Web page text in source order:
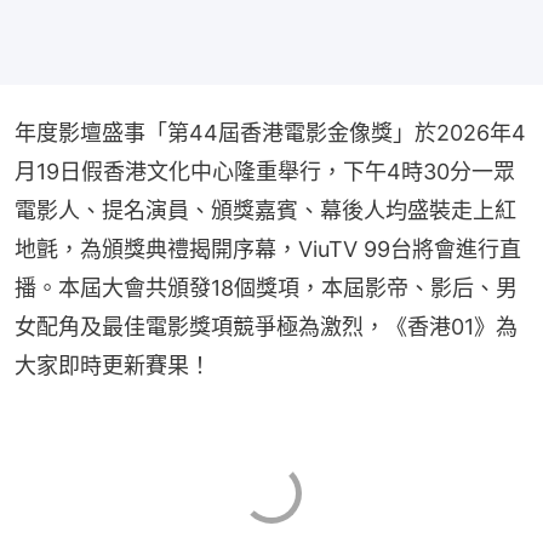
年度影壇盛事「第44屆香港電影金像獎」於2026年4
月19日假香港文化中心隆重舉行，下午4時30分一眾
電影人、提名演員、頒獎嘉賓、幕後人均盛裝走上紅
地氈，為頒獎典禮揭開序幕，ViuTV 99台將會進行直
播。本屆大會共頒發18個獎項，本屆影帝、影后、男
女配角及最佳電影獎項競爭極為激烈，《香港01》為
大家即時更新賽果！